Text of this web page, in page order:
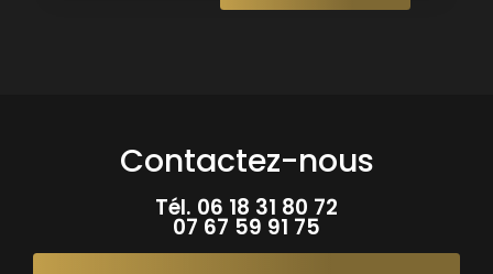
Contactez-nous
Tél. 06 18 31 80 72
07 67 59 91 75